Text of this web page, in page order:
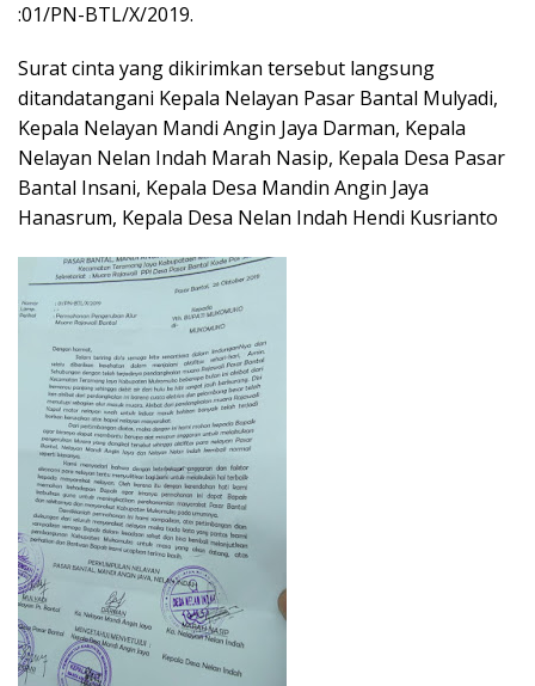
:01/PN-BTL/X/2019.
Surat cinta yang dikirimkan tersebut langsung
ditandatangani Kepala Nelayan Pasar Bantal Mulyadi,
Kepala Nelayan Mandi Angin Jaya Darman, Kepala
Nelayan Nelan Indah Marah Nasip, Kepala Desa Pasar
Bantal Insani, Kepala Desa Mandin Angin Jaya
Hanasrum, Kepala Desa Nelan Indah Hendi Kusrianto